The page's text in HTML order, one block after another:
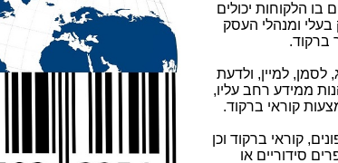
הלקוחות יכולים
ומנהלי העסק
ברקוד.
למיין, ולדעת
ממידע רחב עליו,
קוראי ברקוד.
קוראי ברקוד וכן
סידוריים או